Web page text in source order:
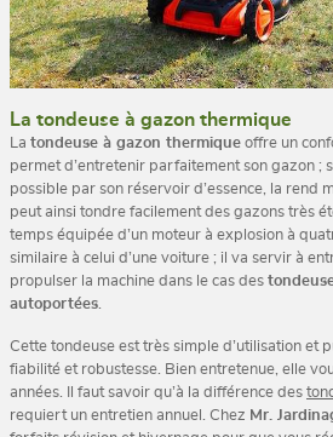
La tondeuse à gazon thermique
La tondeuse à gazon thermique offre un
permet d’entretenir parfaitement son gazon ;
possible par son réservoir d’essence, la rend
peut ainsi tondre facilement des gazons très
temps équipée d’un moteur à explosion à
similaire à celui d’une voiture ; il va servir à
propulser la machine dans le cas des
autoportées
Cette tondeuse est très simple d’utilisation et
fiabilité et robustesse. Bien entretenue, elle
années. Il faut savoir qu’à la différence des
requiert un entretien annuel. Chez Mr.